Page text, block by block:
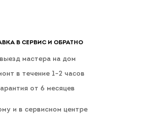
В СЕРВИС И ОБРАТНО
мастера на дом
в течение 1-2 часов
от 6 месяцев
и в сервисном центре